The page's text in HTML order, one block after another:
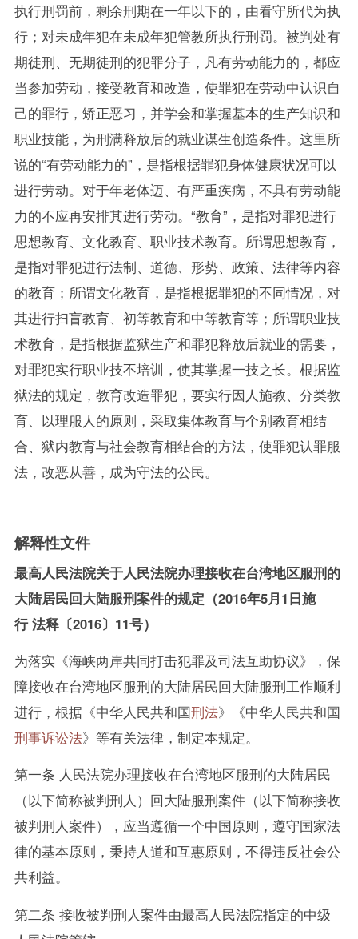
执行刑罚前，剩余刑期在一年以下的，由看守所代为执
行；对未成年犯在未成年犯管教所执行刑罚。被判处有
期徒刑、无期徒刑的犯罪分子，凡有劳动能力的，都应
当参加劳动，接受教育和改造，使罪犯在劳动中认识自
己的罪行，矫正恶习，并学会和掌握基本的生产知识和
职业技能，为刑满释放后的就业谋生创造条件。这里所
说的“有劳动能力的”，是指根据罪犯身体健康状况可以
进行劳动。对于年老体迈、有严重疾病，不具有劳动能
力的不应再安排其进行劳动。“教育”，是指对罪犯进行
思想教育、文化教育、职业技术教育。所谓思想教育，
是指对罪犯进行法制、道德、形势、政策、法律等内容
的教育；所谓文化教育，是指根据罪犯的不同情况，对
其进行扫盲教育、初等教育和中等教育等；所谓职业技
术教育，是指根据监狱生产和罪犯释放后就业的需要，
对罪犯实行职业技不培训，使其掌握一技之长。根据监
狱法的规定，教育改造罪犯，要实行因人施教、分类教
育、以理服人的原则，采取集体教育与个别教育相结
合、狱内教育与社会教育相结合的方法，使罪犯认罪服
法，改恶从善，成为守法的公民。
解释性文件
最高人民法院关于人民法院办理接收在台湾地区服刑的
大陆居民回大陆服刑案件的规定（2016年5月1日施
行 法释〔2016〕11号）
为落实《海峡两岸共同打击犯罪及司法互助协议》，保
障接收在台湾地区服刑的大陆居民回大陆服刑工作顺利
进行，根据《中华人民共和国刑法》《中华人民共和国
刑事诉讼法》等有关法律，制定本规定。
第一条 人民法院办理接收在台湾地区服刑的大陆居民
（以下简称被判刑人）回大陆服刑案件（以下简称接收
被判刑人案件），应当遵循一个中国原则，遵守国家法
律的基本原则，秉持人道和互惠原则，不得违反社会公
共利益。
第二条 接收被判刑人案件由最高人民法院指定的中级